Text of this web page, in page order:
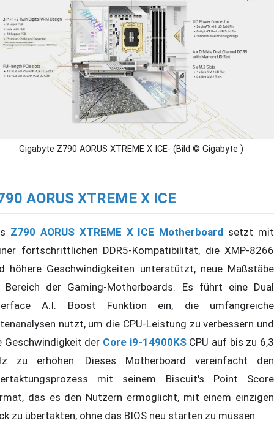
Gigabyte Z790 AORUS XTREME X ICE- (Bild © Gigabyte )
AORUS XTREME X ICE
Z790 AORUS XTREME X ICE Motherboard setzt mit
fortschrittlichen DDR5-Kompatibilität, die XMP-8266
höhere Geschwindigkeiten unterstützt, neue Maßstäbe
Bereich der Gaming-Motherboards. Es führt eine Dual
A.I. Boost Funktion ein, die umfangreiche
nutzt, um die CPU-Leistung zu verbessern und
Geschwindigkeit der Core i9-14900KSCPU auf bis zu 6,3
zu erhöhen. Dieses Motherboard vereinfacht den
mit seinem Biscuit's Point Score
das es den Nutzern ermöglicht, mit einem einzigen
zu übertakten, ohne das BIOS neu starten zu müssen.